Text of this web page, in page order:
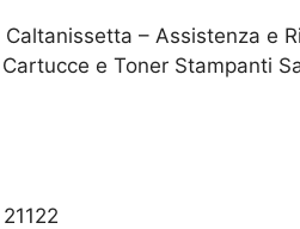
– Assistenza e
e Toner Stampanti